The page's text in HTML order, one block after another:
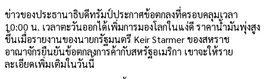
ข่าวของประธานาธิบดีทรัมป์ประกาศข้อตกลงที่ครอบคลุมเวลา
10:00 น. เวลาตะวันออกได้เพิ่มการมองโลกในแง่ดี ราคาน้ำมันพุ่งสูง
ขึ้นเมื่อรายงานของนายกรัฐมนตรี Keir Starmer ของสหราช
อาณาจักรยืนยันข้อตกลงการค้ากับสหรัฐอเมริกา เขาจะให้ราย
ละเอียดเพิ่มเติมในวันนี้